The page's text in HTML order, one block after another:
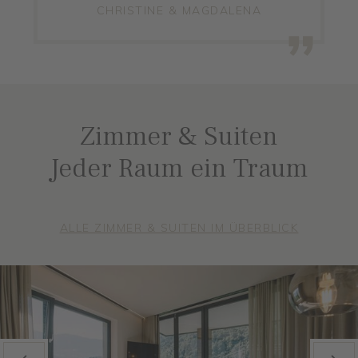
CHRISTINE & MAGDALENA
Zimmer & Suiten
Jeder Raum ein Traum
ALLE ZIMMER & SUITEN IM ÜBERBLICK